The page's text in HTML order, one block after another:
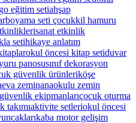
eğitim setiahşap
boyama seti çocukkil hamuru
sanat etkinlik
setihikaye anlatım
okul öncesi kitap setiduvar
panosusınıf dekorasyon
güvenlik ürünleriköşe
eva zeminanaokulu zemin
ekipmanlarıçocuk oturma
takımıaktivite setleriokul öncesi
kaba motor gelişim